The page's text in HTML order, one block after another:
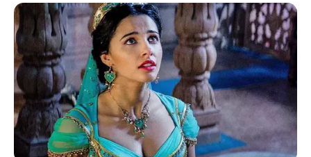
Familles nombreuses :
“C’est pour son bien”
Ces dernières années, les téléspectateurs ont
pu donc suivre que la dynamique de la famille
Santoro a bien changé. En effet,le couple a
divorcé en 2023. Depuis,Camille a retrouvé
l’amour et vit une belle histoire avec Sophie.